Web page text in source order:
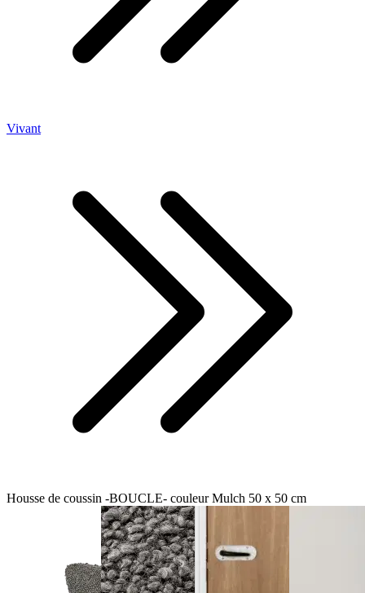
Vivant
Housse de coussin -BOUCLE- couleur Mulch 50 x 50 cm